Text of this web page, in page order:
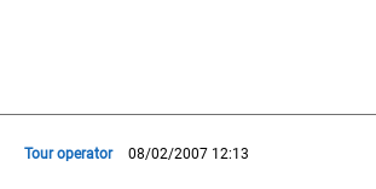
Tour operator 08/02/2007 12:13